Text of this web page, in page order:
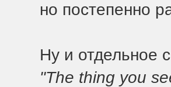
но постепенно
Ну и отдельное
"The thing you